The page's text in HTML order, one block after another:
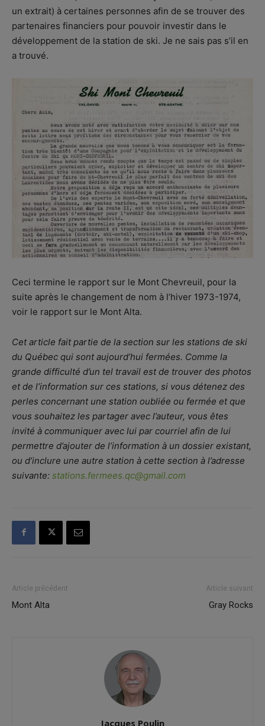
un extrait) à certaines personnes afin de se trouver des
partenaires financiers pour pouvoir investir dans le
développement de la station de ski. Je ne sais pas s’il en
a trouvé.
Ceci termine le rapport sur le Mont Chevreuil, pour la
suite après le changement de nom à l’hiver 1973-1974,
voir le rapport sur le Mont Alta.
Cet article fait partie de la section sur les stations de ski
du Québec qui sont aujourd’hui fermées. Comme la
grande difficulté d’un tel travail est de trouver des photos
et de l’information sur ces stations, si vous détenez des
perles concernant une station oubliée ou fermée et que
vous souhaitez les partager avec l’auteur, vous êtes
invité à communiquer avec lui par courriel afin de lui
permettre d’ajouter de l’information à un dossier existant,
ou d’inclure une autre station à cette section à l’adresse
suivante: stations.fermees.qc@gmail.com
Article précédent
Mont Alta
Article suivant
Gray Rocks
Jacques Poulin